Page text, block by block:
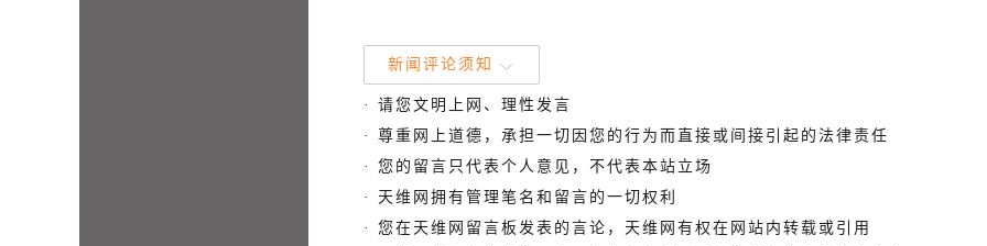
新闻评论须知
· 请您文明上网、理性发言
· 尊重网上道德，承担一切因您的行为而直接或间接引起的法律责任
· 您的留言只代表个人意见，不代表本站立场
· 天维网拥有管理笔名和留言的一切权利
· 您在天维网留言板发表的言论，天维网有权在网站内转载或引用